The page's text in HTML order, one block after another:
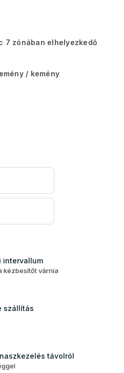
7 zónában elhelyezkedő
/ kemény
intervallum
kézbesítőt várnia
szállítás
távolról